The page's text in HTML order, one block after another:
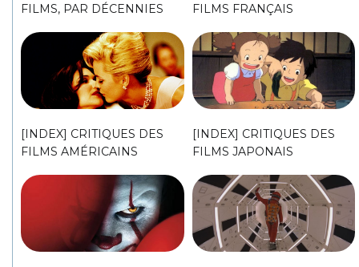
FILMS, PAR DÉCENNIES
FILMS FRANÇAIS
[INDEX] CRITIQUES DES
FILMS AMÉRICAINS
[INDEX] CRITIQUES DES
FILMS JAPONAIS